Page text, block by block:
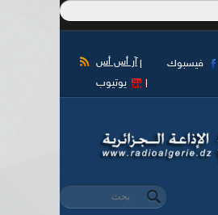
آر أس أس فيسبوك
يوتيوب
استمارة البحث
‏بحث ‏